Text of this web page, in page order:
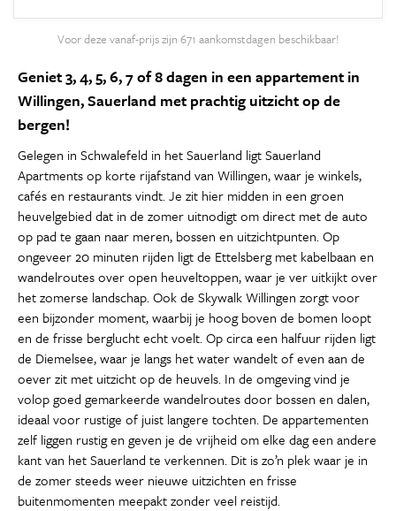
Voor deze vanaf-prijs zijn 671 aankomstdagen beschikbaar!
Geniet 3, 4, 5, 6, 7 of 8 dagen in een appartement in
Willingen, Sauerland met prachtig uitzicht op de
bergen!
Gelegen in Schwalefeld in het Sauerland ligt Sauerland
Apartments op korte rijafstand van Willingen, waar je winkels,
cafés en restaurants vindt. Je zit hier midden in een groen
heuvelgebied dat in de zomer uitnodigt om direct met de auto
op pad te gaan naar meren, bossen en uitzichtpunten. Op
ongeveer 20 minuten rijden ligt de Ettelsberg met kabelbaan en
wandelroutes over open heuveltoppen, waar je ver uitkijkt over
het zomerse landschap. Ook de Skywalk Willingen zorgt voor
een bijzonder moment, waarbij je hoog boven de bomen loopt
en de frisse berglucht echt voelt. Op circa een halfuur rijden ligt
de Diemelsee, waar je langs het water wandelt of even aan de
oever zit met uitzicht op de heuvels. In de omgeving vind je
volop goed gemarkeerde wandelroutes door bossen en dalen,
ideaal voor rustige of juist langere tochten. De appartementen
zelf liggen rustig en geven je de vrijheid om elke dag een andere
kant van het Sauerland te verkennen. Dit is zo’n plek waar je in
de zomer steeds weer nieuwe uitzichten en frisse
buitenmomenten meepakt zonder veel reistijd.